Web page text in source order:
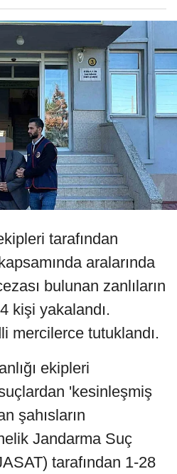
tarafından
aralarında
bulunan zanlıların
kişi yakalandı.
mercilerce tutuklandı.
ekipleri
'kesinleşmiş
şahısların
Jandarma Suç
tarafından 1-28